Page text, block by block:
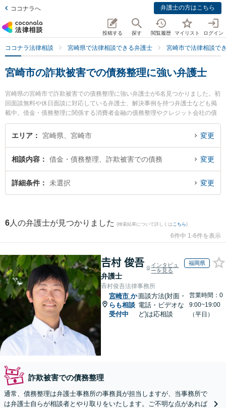
ココナラへ 弁護士の方はこちら
投稿する 探す 閲覧履歴 マイリスト ログイン
ココナラ法律相談 宮崎県で法律相談できる弁護士 宮崎市で法律相談で
宮崎市の詐欺被害での債務整理に強い弁護士
宮崎県の宮崎市で詐欺被害での債務整理に強い弁護士が6名見つかりました。初
回面談無料や休日面談に対応している弁護士、解決事例を持つ弁護士なども掲
載中。借金・債務整理に関係する消費者金融の債務整理やクレジット会社の債
務整理、リボ払いの債務整理等の細かな分野での絞り込み検索もでき便利で
す。特にAXIS法律事務所の内山 悠太郎弁護士や弁護士法人きさらぎの高山 桂
債務整理のトラブルを今すぐに弁護士に相談したい』『詐欺被害での債務整理
のトラブル解決の実績豊富な近くの弁護士を検索したい』『初回相談無料で詐
欺被害での債務整理を法律相談できる宮崎市内の弁護士に相談予約したい』な
エリア 宮崎県、宮崎市 変更
相談内容 借金・債務整理、詐欺被害での債務 変更
詳細条件 未選択 変更
6 人の弁護士が見つかりました (検索結果について詳しくは こちら)
6件中 1-6件を表示
𠮷村 俊吾
弁護士
インタビュ
ーを見る
福岡県
𠮷村俊吾法律事務所
宮崎市 か
らも相談
受付中
面談方法(対面・
電話・ビデオな
ど)は応相談
営業時間：0
9:00~19:00
（平日）
詐欺被害での債務整理
通常、債務整理は弁護士事務所の事務員が担当しますが、当事務所で
は弁護士自らが相談者とやり取りをいたします。ご不明な点があれば